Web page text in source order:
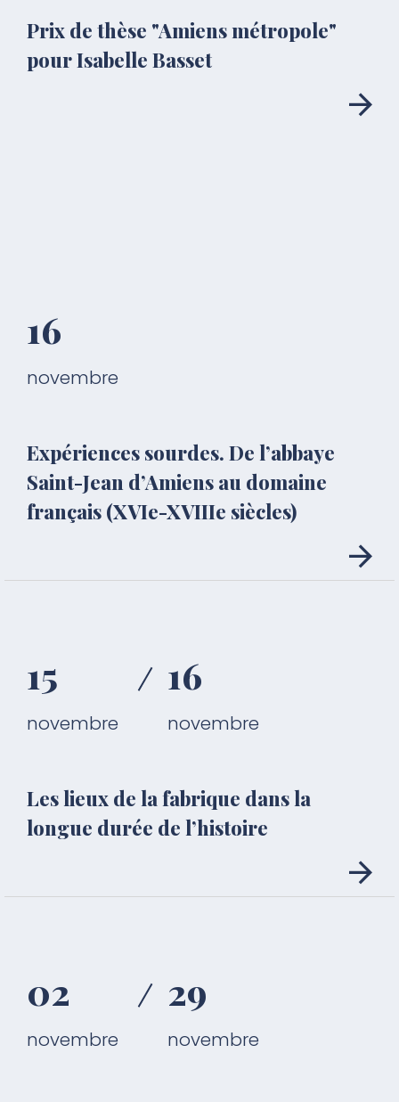
Prix de thèse "Amiens métropole"
pour Isabelle Basset
16
novembre
Expériences sourdes. De l’abbaye
Saint-Jean d’Amiens au domaine
français (XVIe-XVIIIe siècles)
15
novembre
16
novembre
Les lieux de la fabrique dans la
longue durée de l’histoire
02
novembre
29
novembre